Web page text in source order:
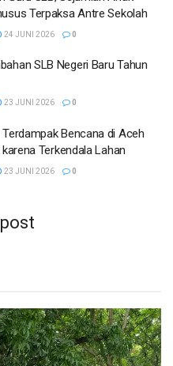
Terpaksa Antre Sekolah
24 JUNI 2026 0
SLB Negeri Baru Tahun
23 JUNI 2026 0
Bencana di Aceh
Terkendala Lahan
23 JUNI 2026 0